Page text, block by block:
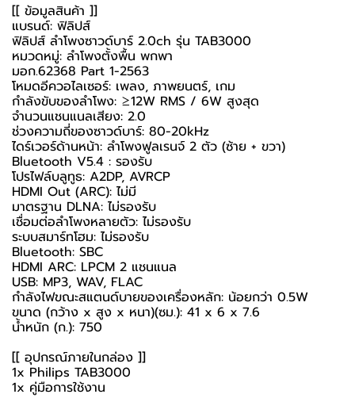
[[ ข้อมูลสินค้า ]]
แบรนด์: ฟิลิปส์
ฟิลิปส์ ลำโพงซาวด์บาร์ 2.0ch รุ่น TAB3000
หมวดหมู่: ลำโพงตั้งพื้น พกพา
มอก.62368 Part 1-2563
โหมดอีควอไลเซอร์: เพลง, ภาพยนตร์, เกม
กำลังขับของลำโพง: ≥12W RMS / 6W สูงสุด
จำนวนแชนแนลเสียง: 2.0
ช่วงความถี่ของซาวด์บาร์: 80-20kHz
ไดร์เวอร์ด้านหน้า: ลำโพงฟูลเรนจ์ 2 ตัว (ซ้าย + ขวา)
Bluetooth V5.4 : รองรับ
โปรไฟล์บลูทูธ: A2DP, AVRCP
HDMI Out (ARC): ไม่มี
มาตรฐาน DLNA: ไม่รองรับ
เชื่อมต่อลำโพงหลายตัว: ไม่รองรับ
ระบบสมาร์ทโฮม: ไม่รองรับ
Bluetooth: SBC
HDMI ARC: LPCM 2 แชนแนล
USB: MP3, WAV, FLAC
กำลังไฟขณะสแตนด์บายของเครื่องหลัก: น้อยกว่า 0.5W
ขนาด (กว้าง x สูง x หนา)(ซม.): 41 x 6 x 7.6
น้ำหนัก (ก.): 750
[[ อุปกรณ์ภายในกล่อง ]]
1x Philips TAB3000
1x คู่มือการใช้งาน